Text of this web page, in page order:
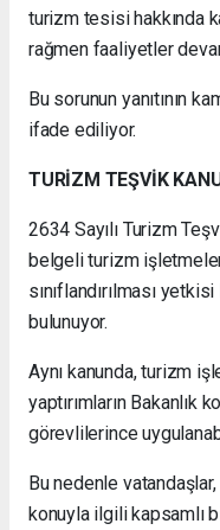
turizm tesisi hakkında
rağmen faaliyetler
Bu sorunun yanıtının
ifade ediliyor.
TURİZM TEŞVİK
2634 Sayılı Turizm
belgeli turizm
sınıflandırılması
bulunuyor.
Aynı kanunda, turizm
yaptırımların
görevlilerince
Bu nedenle
konuyla ilgili kapsamlı